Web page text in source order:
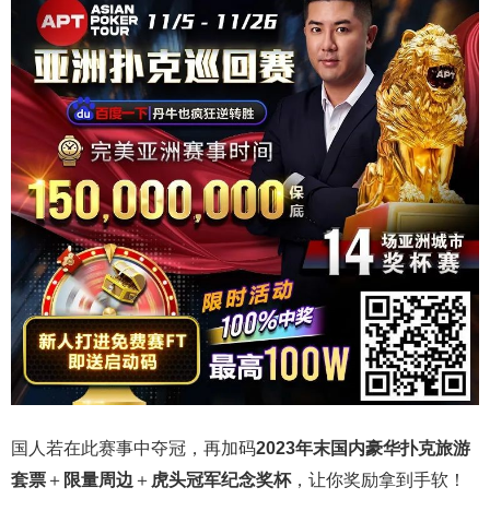
国人若在此赛事中夺冠，再加码2023年末国内豪华扑克旅游
套票 ＋ 限量周边 ＋ 虎头冠军纪念奖杯，让你奖励拿到手软！